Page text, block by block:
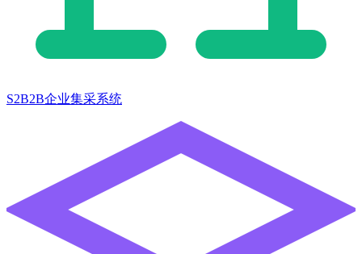
S2B2B企业集采系统